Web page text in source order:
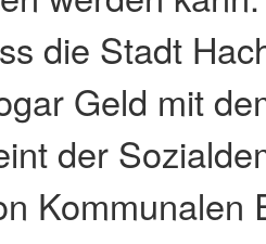
die Stadt
Geld mit
der
Kommunalen